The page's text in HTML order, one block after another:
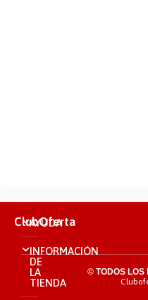
ClubOferta
AYUDA
INFORMACIÓN
DE
LA
TIENDA
© TODOS LOS